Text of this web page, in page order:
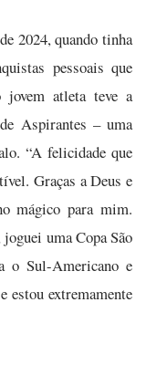
2024, quando tinha
pessoais que
atleta teve a
Aspirantes – uma
“A felicidade que
Graças a Deus e
mágico para mim.
uma Copa São
o Sul-Americano e
estou extremamente